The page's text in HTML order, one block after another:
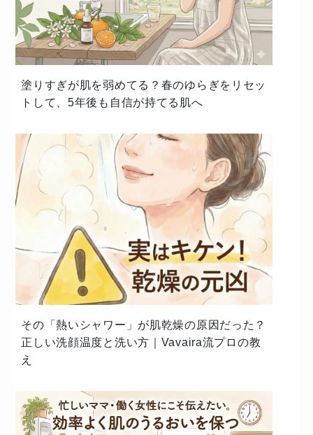
塗りすぎが肌を弱めてる？春のゆらぎをリセッ
トして、5年後も自信が持てる肌へ
その「熱いシャワー」が肌乾燥の原因だった？
正しい洗顔温度と洗い方｜Vavaira流プロの教
え